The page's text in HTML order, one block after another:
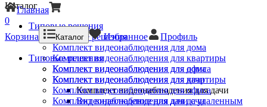
Каталог
Типовые решения
Типовые решения
Комплект видеонаблюдения для дома
Комплект видеонаблюдения для квартиры
Комплект видеонаблюдения для офиса
Комплект видеонаблюдения для дачи
Комплект видеонаблюдения для дачи
Видеонаблюдение для дачи с удаленным
Главная
0
Корзина
Каталог Избранное Профиль
Типовые решения
Комплект видеонаблюдения для дома
Комплект видеонаблюдения для квартиры
Комплект видеонаблюдения для офиса
Комплект видеонаблюдения для дачи